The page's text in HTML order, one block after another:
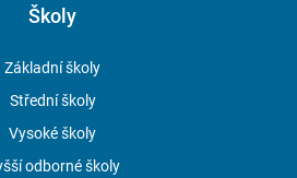
Školy
Základní školy
Střední školy
Vysoké školy
odborné školy